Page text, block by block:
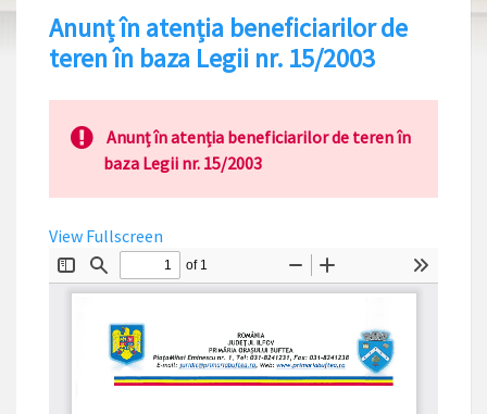
Anunț în atenția beneficiarilor de
teren în baza Legii nr. 15/2003
Anunț în atenția beneficiarilor de teren în
baza Legii nr. 15/2003
View Fullscreen